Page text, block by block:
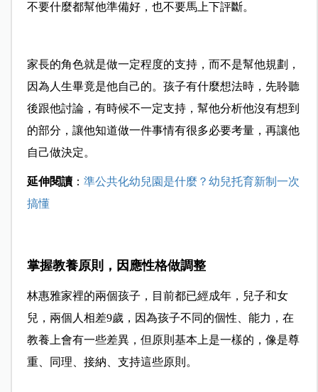
不要什麼都幫他準備好，也不要馬上下評斷。
家長的角色就是做一定程度的支持，而不是幫他規劃，
因為人生畢竟是他自己的。孩子有什麼想法時，先聆聽
後跟他討論，有時候不一定支持，幫他分析他沒有想到
的部分，讓他知道做一件事情有很多必要考量，再讓他
自己做決定。
延伸閱讀： 準公共化幼兒園是什麼？幼兒托育新制一次
搞懂
掌握教養原則，因應性格做調整
林惠雅家裡的兩個孩子，目前都已經成年，兒子和女
兒，兩個人相差9歲，因為孩子不同的個性、能力，在
教養上會有一些差異，但原則基本上是一樣的，像是尊
重、同理、接納、支持這些原則。